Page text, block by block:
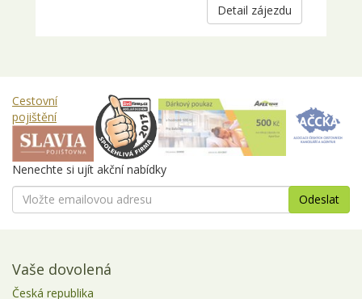
Detail zájezdu
Cestovní
pojištění
Nenechte si ujít akční nabídky
Vaše dovolená
Česká republika